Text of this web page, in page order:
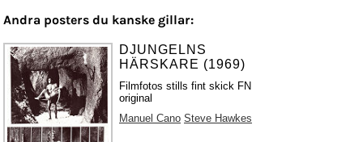
Andra posters du kanske gillar:
DJUNGELNS
HÄRSKARE (1969)
Filmfotos stills fint skick FN
original
Manuel Cano Steve Hawkes